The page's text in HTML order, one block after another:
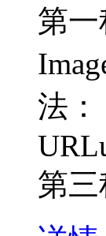
第一
法：
第三